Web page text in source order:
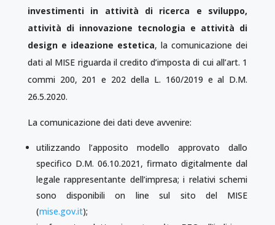
investimenti in attività di ricerca e sviluppo,
attività di innovazione tecnologia e attività di
design e ideazione estetica, la comunicazione dei
dati al MISE riguarda il credito d’imposta di cui all’art. 1
commi 200, 201 e 202 della L. 160/2019 e al D.M.
26.5.2020.
La comunicazione dei dati deve avvenire:
utilizzando l’apposito modello approvato dallo
specifico D.M. 06.10.2021, firmato digitalmente dal
legale rappresentante dell’impresa; i relativi schemi
sono disponibili on line sul sito del MISE
(mise.gov.it);